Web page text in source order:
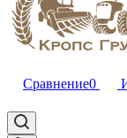
Сравнение0